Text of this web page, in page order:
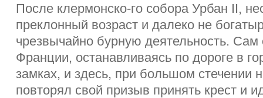
После клермонско-го собора Урбан II,
преклонный возраст и далеко не
чрезвычайно бурную деятельность. Сам
Франции, останавливаясь по дороге в
замках, и здесь, при большом стечении
повторял свой призыв принять крест и